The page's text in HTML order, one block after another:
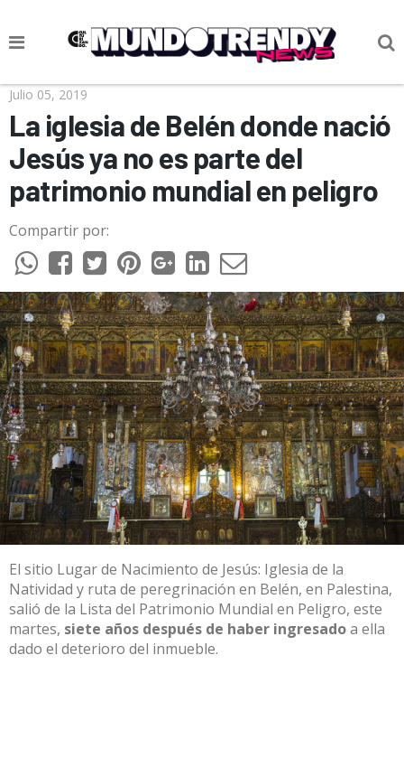
NOTICIAS
CULTURA POP
CIENCIA Y TECNOLOGÍA
VIDA
SOCIEDAD
CULTURIZANDO.COM
Julio 05, 2019
La iglesia de Belén donde nació
Jesús ya no es parte del
patrimonio mundial en peligro
Compartir por:
El sitio Lugar de Nacimiento de Jesús: Iglesia de la
Natividad y ruta de peregrinación en Belén, en Palestina,
salió de la Lista del Patrimonio Mundial en Peligro, este
martes, siete años después de haber ingresadoa ella
dado el deterioro del inmueble.